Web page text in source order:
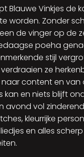
Blauwe Vinkjes de
worden. Zonder
de vinger op de
poeha
stijl
ze
content en van
kan en niets blijft
avond vol
kleurrijke
en alles